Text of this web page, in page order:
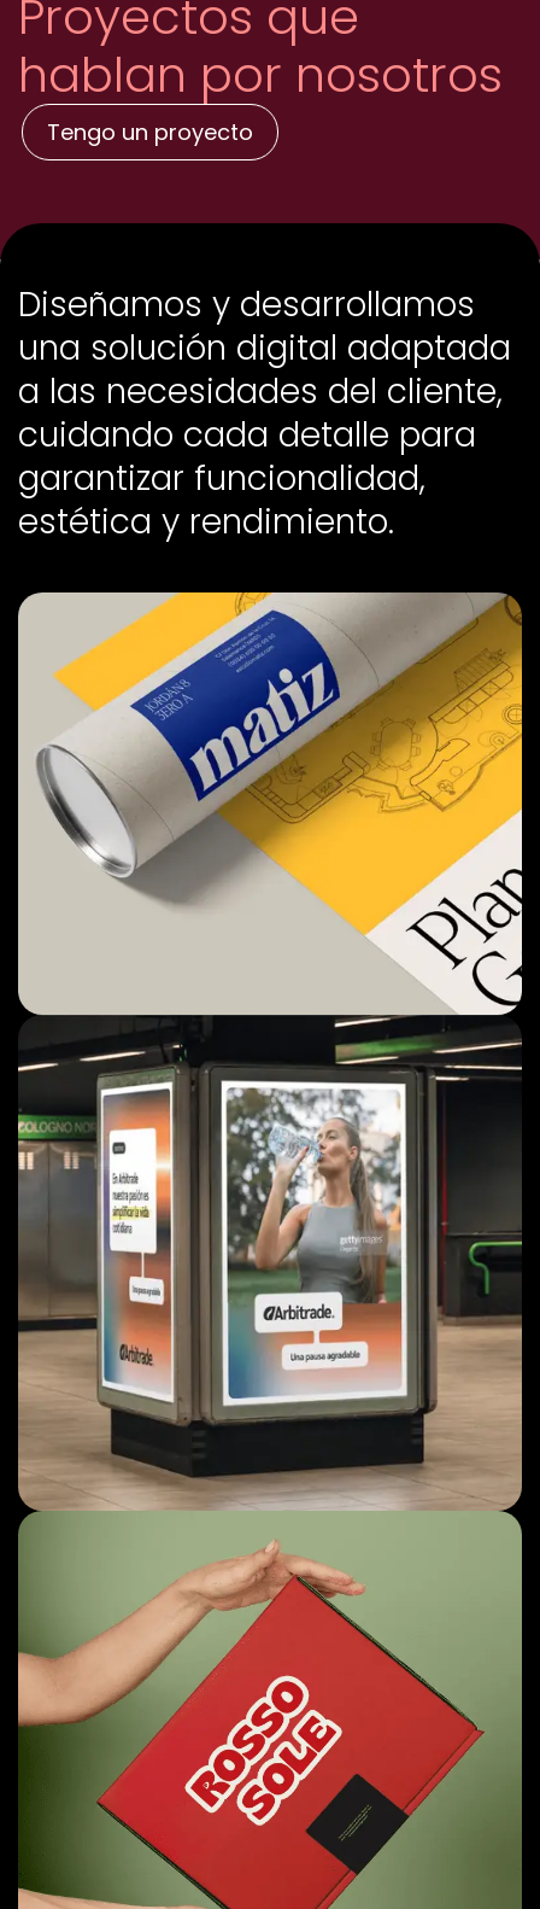
Proyectos que
hablan por nosotros
Tengo un proyecto
Diseñamos y desarrollamos
una solución digital adaptada
a las necesidades del cliente,
cuidando cada detalle para
garantizar funcionalidad,
estética y rendimiento.